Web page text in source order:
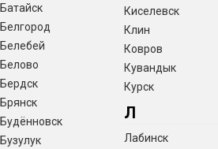
Батайск
Белгород
Белебей
Белово
Бердск
Брянск
Будённовск
Бузулук
Киселевск
Клин
Ковров
Кувандык
Курск
Л
Лабинск